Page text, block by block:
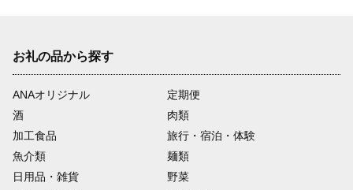
お礼の品から探す
ANAオリジナル
定期便
酒
肉類
加工食品
旅行・宿泊・体験
魚介類
麺類
日用品・雑貨
野菜